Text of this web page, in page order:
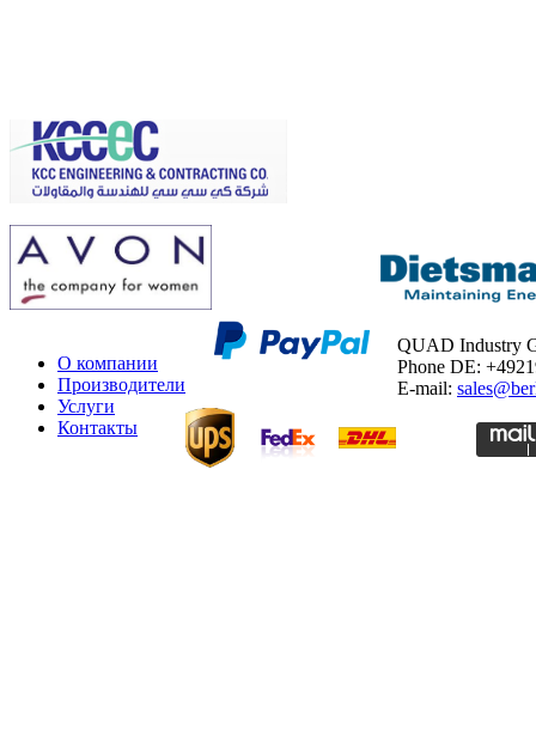
О компании
Производители
Услуги
Контакты
QUAD Industry
Phone DE:
E-mail: